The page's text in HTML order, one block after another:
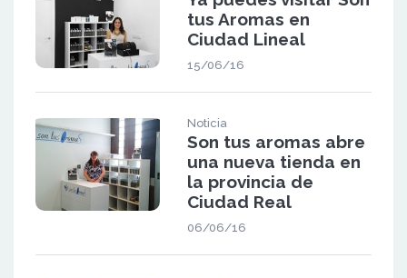
tus Aromas en
Ciudad Lineal
15/06/16
Noticia
Son tus aromas abre
una nueva tienda en
la provincia de
Ciudad Real
06/06/16